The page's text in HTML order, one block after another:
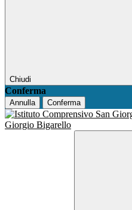
Chiudi
Conferma
Annulla Conferma